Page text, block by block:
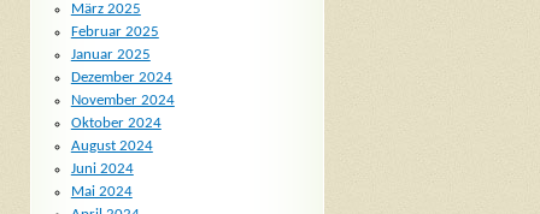
März 2025
Februar 2025
Januar 2025
Dezember 2024
November 2024
Oktober 2024
August 2024
Juni 2024
Mai 2024